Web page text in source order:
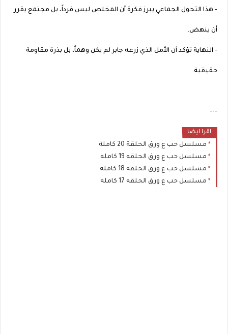
- هذا التحول الجماعي يبرز فكرة أن المخلص ليس فرداً، بل مجتمع يقرر
أن ينهض.
- النهاية تؤكد أن الأمل الذي زرعه جابر لم يكن وهماً، بل بذرة مقاومة
حقيقية.
---
اقرا ايضا
مسلسل حب ع ورق الحلقة 20 كاملة
مسلسل حب ع ورق الحلقه 19 كامله
مسلسل حب ع ورق الحلقه 18 كامله
مسلسل حب ع ورق الحلقه 17 كامله